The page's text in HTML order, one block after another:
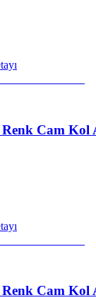
Cam Kol
Cam Kol